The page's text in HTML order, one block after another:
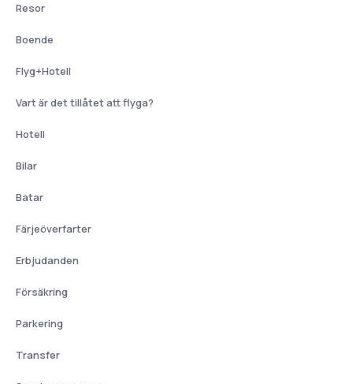
Resor
Boende
Flyg+Hotell
Vart är det tillåtet att flyga?
Hotell
Bilar
Batar
Färjeöverfarter
Erbjudanden
Försäkring
Parkering
Transfer